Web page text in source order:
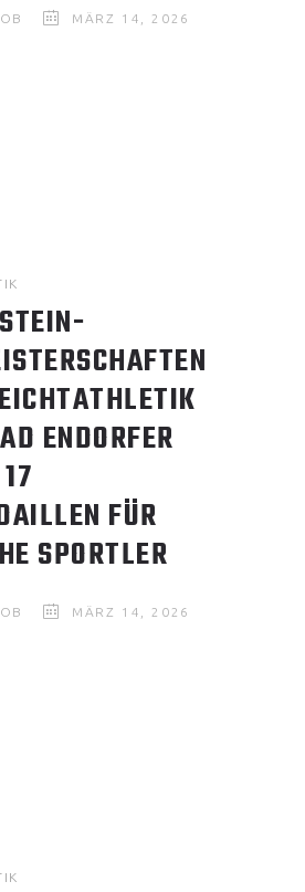
MÄRZ 14, 2026
ENDORFER
FÜR
SPORTLER
MÄRZ 14, 2026